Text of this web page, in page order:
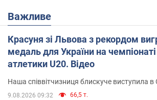
Важливе
Красуня зі Львова з рекордом
медаль для України на чемпіонаті
атлетики U20. Відео
Наша співвітчизниця блискуче виступила в
9.08.2026 09:32 66,5 т.